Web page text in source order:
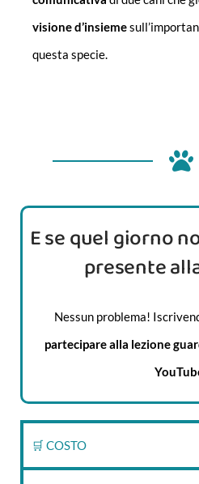
visione d’insieme
questa specie.
E se quel giorno
presente
Nessun problema!
partecipare alla lezione
🛒 COSTO